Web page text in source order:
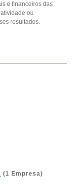
e financeiros das
ou
resultados.
(1 Empresa)